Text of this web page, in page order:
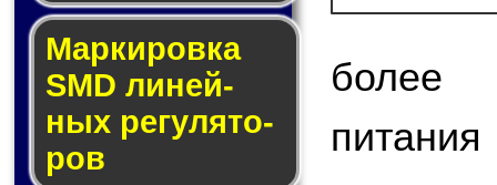
Маркировка
SMD ли­ней­
ных ре­гу­ля­то­
ров
более